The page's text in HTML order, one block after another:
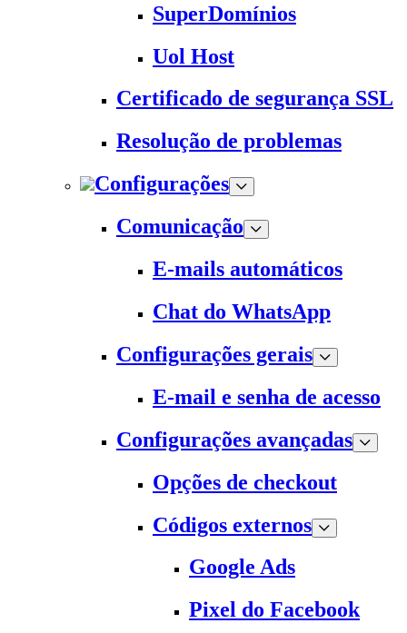
SuperDomínios
Uol Host
Certificado de segurança SSL
Resolução de problemas
Configurações
Comunicação
E-mails automáticos
Chat do WhatsApp
Configurações gerais
E-mail e senha de acesso
Configurações avançadas
Opções de checkout
Códigos externos
Google Ads
Pixel do Facebook